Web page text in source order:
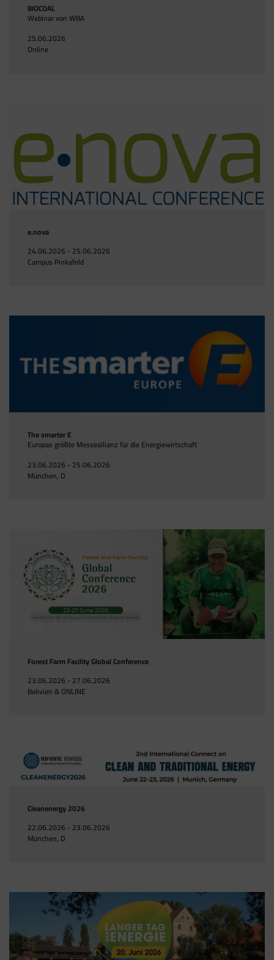
BIOCOAL
Webinar von WBA
25.06.2026
Online
e.nova
24.06.2026 - 25.06.2026
Campus Pinkafeld
The smarter E
Europas größte Messeallianz für die Energiewirtschaft
23.06.2026 - 25.06.2026
München, D
Forest Farm Facility Global Conference
23.06.2026 - 27.06.2026
Bolivien & ONLINE
Cleanenergy 2026
22.06.2026 - 23.06.2026
München, D